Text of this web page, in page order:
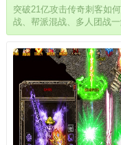
突破21亿攻击传奇刺客如
战、帮派混战、多人团战
*2888888，vip豪礼全对外